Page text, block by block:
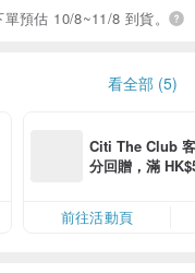
預估 10/8~11/8 到貨。
看全部 (5)
Citi The Club
分回贈，滿
前往活動頁